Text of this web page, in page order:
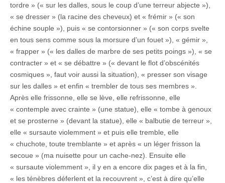
tordre » (« sur les dalles, sous le coup d’une terreur abjecte »),
« se dresser » (la racine des cheveux) et « frémir » (« son
échine souple »), puis « se contorsionner » (« son corps svelte
en tous sens comme sous la morsure d’un fouet »), « gémir »,
« frapper » (« les dalles de marbre de ses petits poings »), « se
contracter » et « se débattre » (« devant le flot d’obscénités
cosmiques », faut voir aussi la situation), « presser son visage
sur les dalles » et enfin « trembler de tous ses membres ».
Après elle frissonne, elle se lève, elle refrissonne, elle
« contemple avec crainte » (une statue), elle « tombe à genoux
et se prosterne » (devant la statue), elle « balbutie de terreur »,
elle « sursaute violemment » et puis elle tremble, elle
« chuchote, toute tremblante » et après « un léger frisson la
secoue » (ma nuisette pour un cache-nez). Ensuite elle
« sursaute violemment », il y en a encore dix pages et à la fin,
« les ténèbres déferlent et la recouvrent », c’est à dire qu’elle